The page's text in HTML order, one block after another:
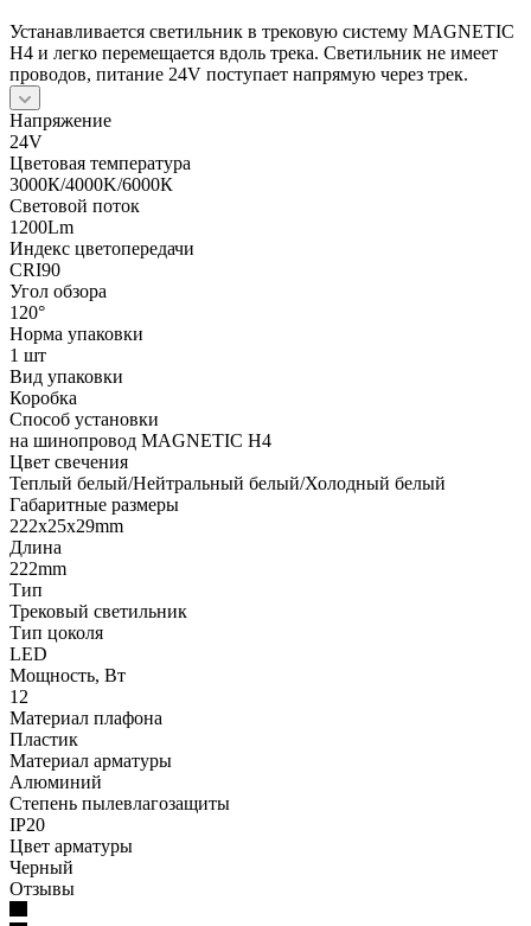
Устанавливается светильник в трековую систему MAGNETIC
H4 и легко перемещается вдоль трека. Светильник не имеет
проводов, питание 24V поступает напрямую через трек.
Напряжение
24V
Цветовая температура
3000К/4000K/6000К
Световой поток
1200Lm
Индекс цветопередачи
CRI90
Угол обзора
120°
Норма упаковки
1 шт
Вид упаковки
Коробка
Способ установки
на шинопровод MAGNETIC H4
Цвет свечения
Теплый белый/Нейтральный белый/Холодный белый
Габаритные размеры
222х25х29mm
Длина
222mm
Тип
Трековый светильник
Тип цоколя
LED
Мощность, Вт
12
Материал плафона
Пластик
Материал арматуры
Алюминий
Степень пылевлагозащиты
IP20
Цвет арматуры
Черный
Отзывы